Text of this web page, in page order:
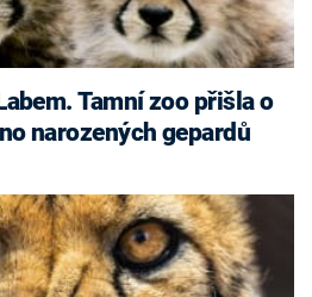
Tamní zoo přišla o
narozených gepardů